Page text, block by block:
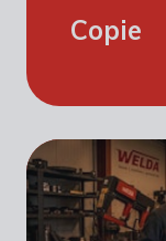
Copie